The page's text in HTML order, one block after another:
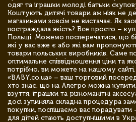
одяг та іграшки молоді батьки
Коштують дитячі товари аж ніяк не
магазинами зовсім не вистачає. Як
постраждала якість? Все просто –
Польщі. Можемо посперечатися, що
які у вас вже є або які вам
товари польських виробників. Саме
оптимальне співвідношення ціни та
потрібно, ви можете на нашому
«BABY.co.ua» – ваш торговий
хто знає, що на Алегро можна
взуття, іграшки та різноманітні
досі зупиняла складна процедура
покупки, поспішаємо вас порадувати
для дітей стають доступнішими в